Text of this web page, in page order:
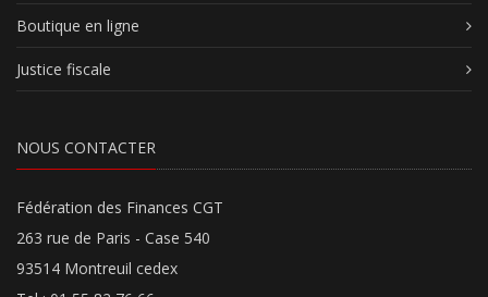
Boutique en ligne
Justice fiscale
NOUS CONTACTER
Fédération des Finances CGT
263 rue de Paris - Case 540
93514 Montreuil cedex